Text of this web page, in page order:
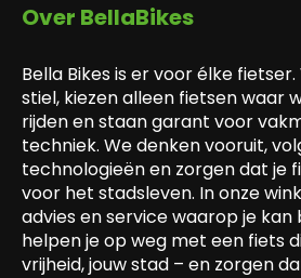
Over BellaBikes
Bella Bikes is er voor élke
stiel, kiezen alleen fietsen waar
rijden en staan garant voor
techniek. We denken vooruit,
technologieën en zorgen dat je
voor het stadsleven. In onze
advies en service waarop je kan
helpen je op weg met een fiets
vrijheid, jouw stad – en zorgen